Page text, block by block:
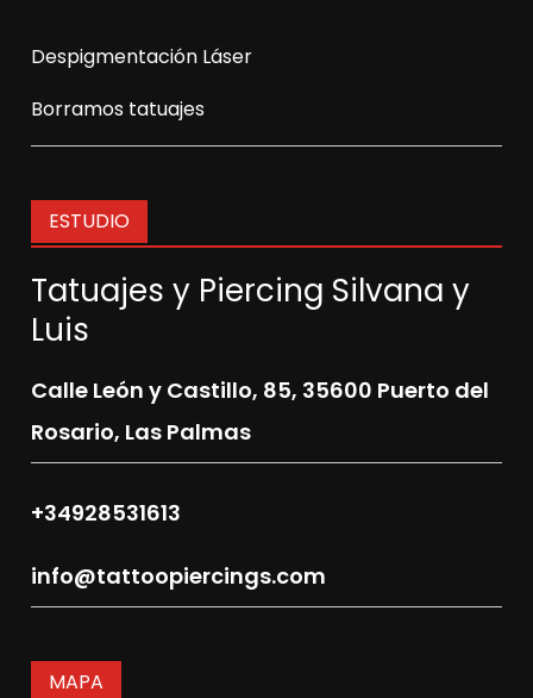
Despigmentación Láser
Borramos tatuajes
ESTUDIO
Tatuajes y Piercing Silvana y
Luis
Calle León y Castillo, 85, 35600 Puerto del
Rosario, Las Palmas
+34928531613
info@tattoopiercings.com
MAPA